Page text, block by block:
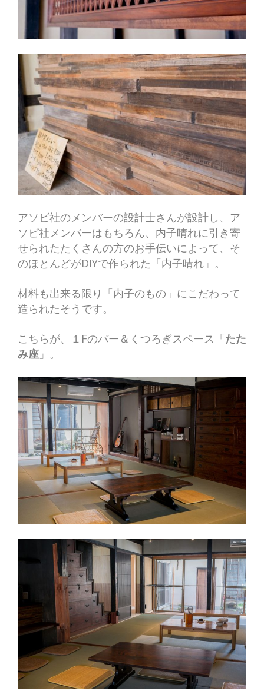
アソビ社のメンバーの設計士さんが設計し、ア
ソビ社メンバーはもちろん、内子晴れに引き寄
せられたたくさんの方のお手伝いによって、そ
のほとんどがDIYで作られた「内子晴れ」。
材料も出来る限り「内子のもの」にこだわって
造られたそうです。
こちらが、１Fのバー＆くつろぎスペース「たた
み座 」。